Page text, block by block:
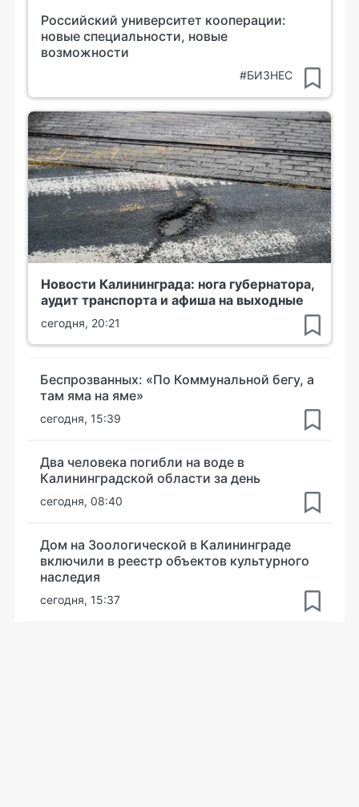
Российский университет кооперации:
новые специальности, новые
возможности
#БИЗНЕС
Новости Калининграда: нога губернатора,
аудит транспорта и афиша на выходные
сегодня, 20:21
Беспрозванных: «По Коммунальной бегу, а
там яма на яме»
сегодня, 15:39
Два человека погибли на воде в
Калининградской области за день
сегодня, 08:40
Дом на Зоологической в Калининграде
включили в реестр объектов культурного
наследия
сегодня, 15:37